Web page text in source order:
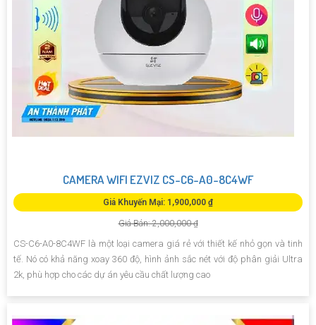
CAMERA WIFI EZVIZ CS-C6-A0-8C4WF
Giá Khuyến Mại: 1,900,000 ₫
Giá Bán: 2,000,000 ₫
CS-C6-A0-8C4WF là một loại camera giá rẻ với thiết kế nhỏ gọn và tinh
tế. Nó có khả năng xoay 360 độ, hình ảnh sắc nét với độ phân giải Ultra
2k, phù hợp cho các dự án yêu cầu chất lượng cao